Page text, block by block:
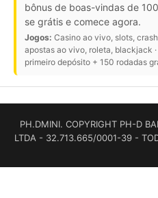
bônus de boas-vindas de
se grátis e comece agora.
Jogos: Casino ao vivo, slots,
apostas ao vivo, roleta, blackjack ·
primeiro depósito + 150 rodadas
PH.DMINI. COPYRIGHT PH-D
LTDA - 32.713.665/0001-39 -